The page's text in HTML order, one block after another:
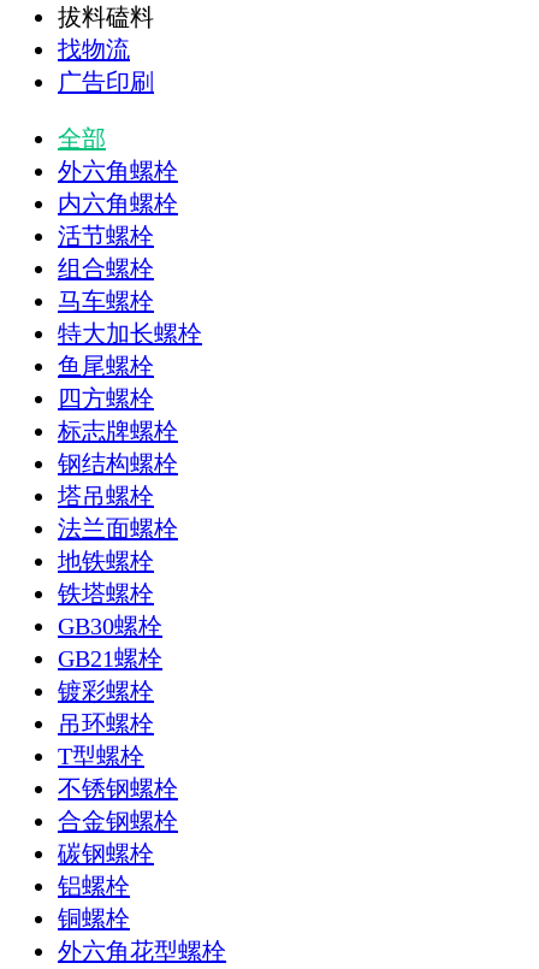
拔料磕料
找物流
广告印刷
全部
外六角螺栓
内六角螺栓
活节螺栓
组合螺栓
马车螺栓
特大加长螺栓
鱼尾螺栓
四方螺栓
标志牌螺栓
钢结构螺栓
塔吊螺栓
法兰面螺栓
地铁螺栓
铁塔螺栓
GB30螺栓
GB21螺栓
镀彩螺栓
吊环螺栓
T型螺栓
不锈钢螺栓
合金钢螺栓
碳钢螺栓
铝螺栓
铜螺栓
外六角花型螺栓